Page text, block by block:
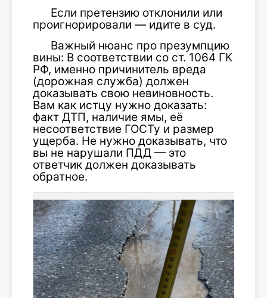
Если претензию отклонили или
проигнорировали — идите в суд.
Важный нюанс про презумпцию
вины: В соответствии со ст. 1064 ГК
РФ, именно причинитель вреда
(дорожная служба) должен
доказывать свою невиновность.
Вам как истцу нужно доказать:
факт ДТП, наличие ямы, её
несоответствие ГОСТу и размер
ущерба. Не нужно доказывать, что
вы не нарушали ПДД — это
ответчик должен доказывать
обратное.